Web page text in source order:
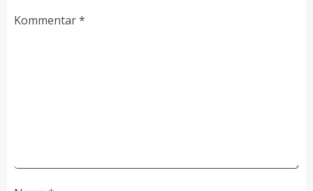
Kommentar*